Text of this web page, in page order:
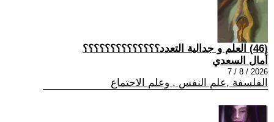
(46) العلم و جدالية التعدد؟؟؟؟؟؟؟؟؟؟؟؟؟؟
أمال السعدي
2026 / 8 / 7
الفلسفة ,علم النفس , وعلم الاجتماع